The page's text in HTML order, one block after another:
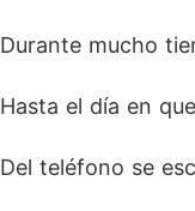
Durante mucho
Hasta el día en
Del teléfono se